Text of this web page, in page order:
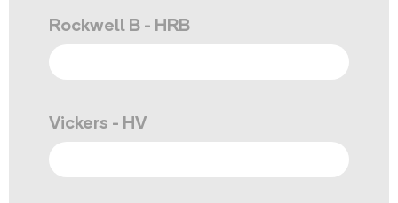
Rockwell B - HRB
Vickers - HV